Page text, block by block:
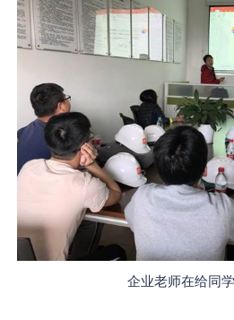
企业老师在给同